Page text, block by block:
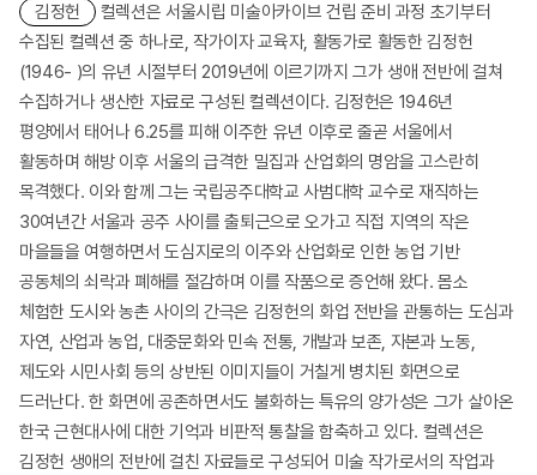
김정헌
컬렉션은 서울시립 미술아카이브 건립 준비 과정 초기부터
수집된 컬렉션 중 하나로, 작가이자 교육자, 활동가로 활동한 김정헌
(1946- )의 유년 시절부터 2019년에 이르기까지 그가 생애 전반에 걸쳐
수집하거나 생산한 자료로 구성된 컬렉션이다. 김정헌은 1946년
평양에서 태어나 6.25를 피해 이주한 유년 이후로 줄곧 서울에서
활동하며 해방 이후 서울의 급격한 밀집과 산업화의 명암을 고스란히
목격했다. 이와 함께 그는 국립공주대학교 사범대학 교수로 재직하는
30여년간 서울과 공주 사이를 출퇴근으로 오가고 직접 지역의 작은
마을들을 여행하면서 도심지로의 이주와 산업화로 인한 농업 기반
공동체의 쇠락과 폐해를 절감하며 이를 작품으로 증언해 왔다. 몸소
체험한 도시와 농촌 사이의 간극은 김정헌의 화업 전반을 관통하는 도심과
자연, 산업과 농업, 대중문화와 민속 전통, 개발과 보존, 자본과 노동,
제도와 시민사회 등의 상반된 이미지들이 거칠게 병치된 화면으로
드러난다. 한 화면에 공존하면서도 불화하는 특유의 양가성은 그가 살아온
한국 근현대사에 대한 기억과 비판적 통찰을 함축하고 있다. 컬렉션은
김정헌 생애의 전반에 걸친 자료들로 구성되어 미술 작가로서의 작업과